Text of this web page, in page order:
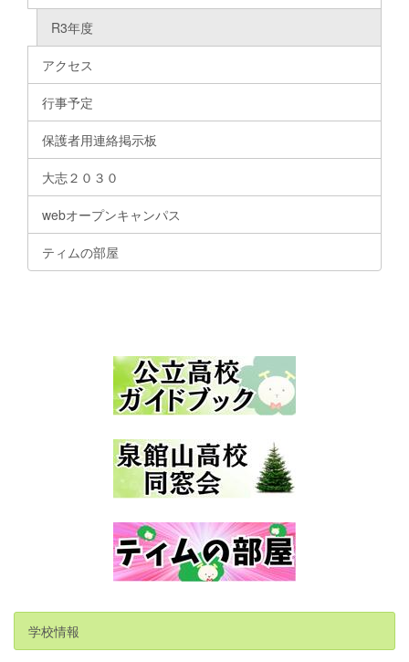
R3年度
アクセス
行事予定
保護者用連絡掲示板
大志２０３０
webオープンキャンパス
ティムの部屋
学校情報